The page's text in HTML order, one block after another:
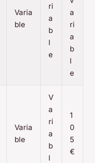
Varia
ble
ri
a
b
l
e
a
ri
a
b
l
e
Varia
ble
V
a
ri
a
b
l
1
0
5
€